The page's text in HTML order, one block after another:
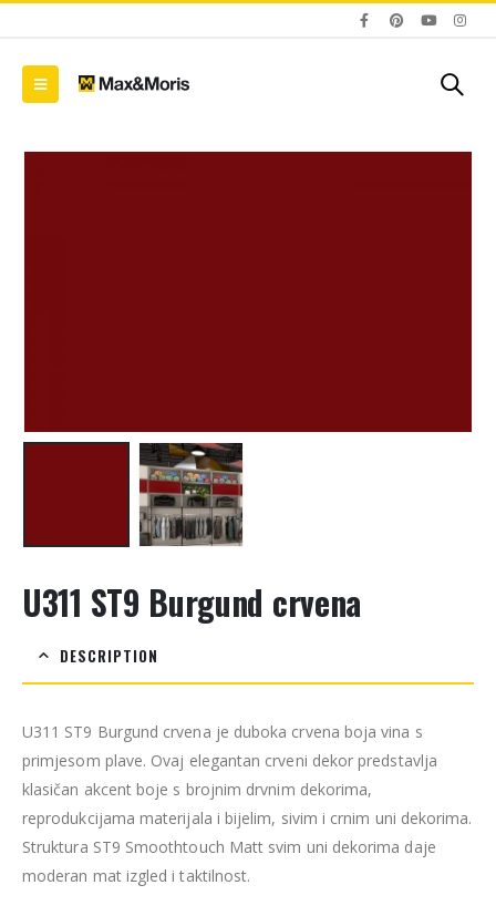
U311 ST9 Burgund crvena
DESCRIPTION
U311 ST9 Burgund crvena je duboka crvena boja vina s
primjesom plave. Ovaj elegantan crveni dekor predstavlja
klasičan akcent boje s brojnim drvnim dekorima,
reprodukcijama materijala i bijelim, sivim i crnim uni dekorima.
Struktura ST9 Smoothtouch Matt svim uni dekorima daje
moderan mat izgled i taktilnost.